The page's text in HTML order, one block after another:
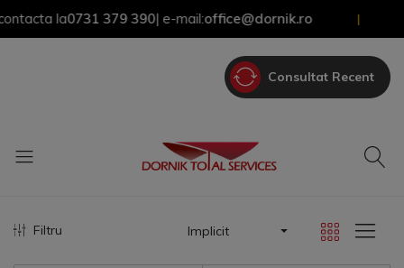
la0731 379 390| e-mail:office@dornik.ro
Consultat Recent
Filtru Implicit